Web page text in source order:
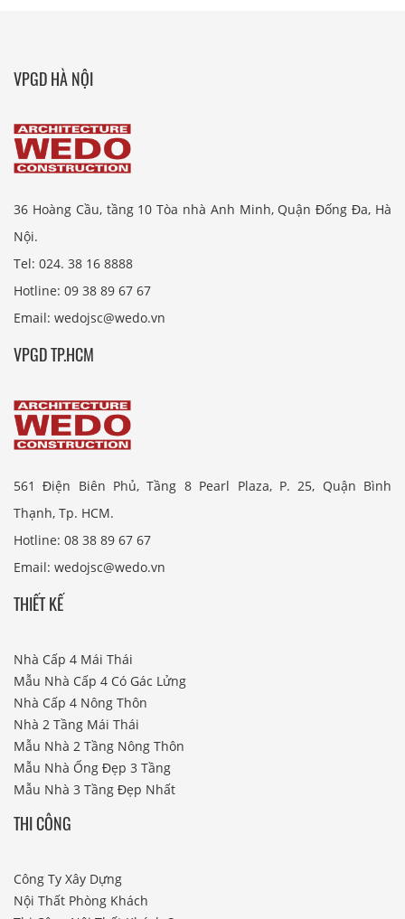
VPGD HÀ NỘI
36 Hoàng Cầu, tầng 10 Tòa nhà Anh Minh, Quận Đống Đa, Hà
Nội.
Tel: 024. 38 16 8888
Hotline: 09 38 89 67 67
Email: wedojsc@wedo.vn
VPGD TP.HCM
561 Điện Biên Phủ, Tầng 8 Pearl Plaza, P. 25, Quận Bình
Thạnh, Tp. HCM.
Hotline: 08 38 89 67 67
Email: wedojsc@wedo.vn
THIẾT KẾ
Nhà Cấp 4 Mái Thái
Mẫu Nhà Cấp 4 Có Gác Lửng
Nhà Cấp 4 Nông Thôn
Nhà 2 Tầng Mái Thái
Mẫu Nhà 2 Tầng Nông Thôn
Mẫu Nhà Ống Đẹp 3 Tầng
Mẫu Nhà 3 Tầng Đẹp Nhất
THI CÔNG
Công Ty Xây Dựng
Nội Thất Phòng Khách